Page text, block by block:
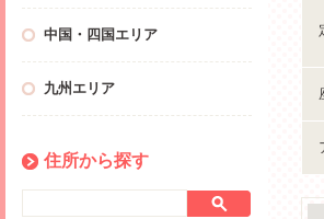
中国・四国エリア
九州エリア
住所から探す